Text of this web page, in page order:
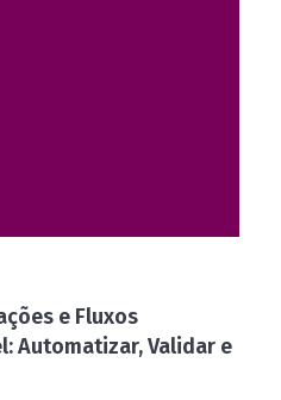
e Fluxos
Automatizar, Validar e